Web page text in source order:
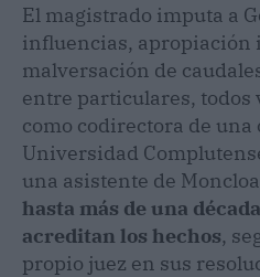
El magistrado imputa a
influencias, apropiación
malversación de
entre particulares, todos
como codirectora de una
Universidad
una asistente de
hasta más de una
acreditan los hechos,
propio juez en sus